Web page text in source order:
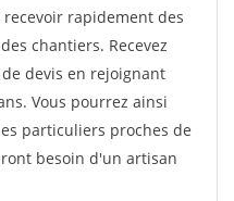
rapidement des
chantiers. Recevez
devis en rejoignant
Vous pourrez ainsi
particuliers proches de
besoin d'un artisan